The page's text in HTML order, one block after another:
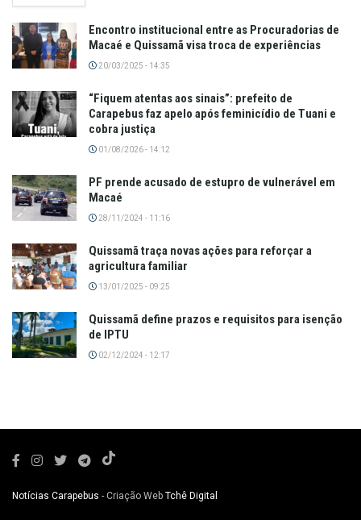
Encontro institucional entre as Procuradorias de
Macaé e Quissamã visa troca de experiências
20/03/2025 - 14:35
“Fiquem atentas aos sinais”: prefeito de
Carapebus faz apelo após feminicídio de Tuani e
cobra justiça
01/08/2026 - 14:12
PF prende acusado de estupro de vulnerável em
Macaé
28/11/2024 - 11:16
Quissamã traça novas ações para reforçar a
agricultura familiar
13/01/2025 - 09:25
Quissamã define prazos e requisitos para isenção
de IPTU
02/12/2024 - 12:17
Notícias Carapebus - Criação Web Tchê Digital